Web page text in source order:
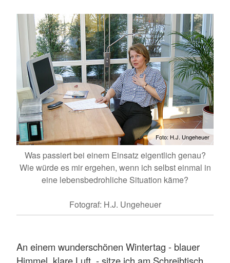
Foto: H.J. Ungeheuer
Was passiert bei einem Einsatz eigentlich genau?
Wie würde es mir ergehen, wenn ich selbst einmal in
eine lebensbedrohliche Situation käme?
Fotograf: H.J. Ungeheuer
An einem wunderschönen Wintertag - blauer